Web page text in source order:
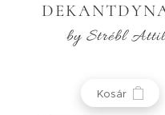
by Strébl
Kosár